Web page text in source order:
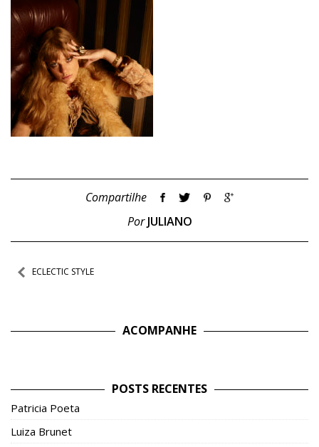
Compartilhe
PorJULIANO
Navegação
ECLECTIC STYLE
ACOMPANHE
POSTS RECENTES
Patricia Poeta
Luiza Brunet